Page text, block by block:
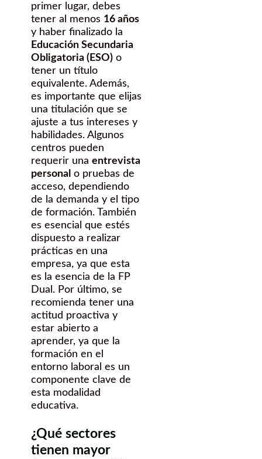
primer lugar, debes
tener al menos 16 años
y haber finalizado la
Educación Secundaria
Obligatoria (ESO) o
tener un título
equivalente. Además,
es importante que elijas
una titulación que se
ajuste a tus intereses y
habilidades. Algunos
centros pueden
requerir una entrevista
personal o pruebas de
acceso, dependiendo
de la demanda y el tipo
de formación. También
es esencial que estés
dispuesto a realizar
prácticas en una
empresa, ya que esta
es la esencia de la FP
Dual. Por último, se
recomienda tener una
actitud proactiva y
estar abierto a
aprender, ya que la
formación en el
entorno laboral es un
componente clave de
esta modalidad
educativa.
¿Qué sectores
tienen mayor